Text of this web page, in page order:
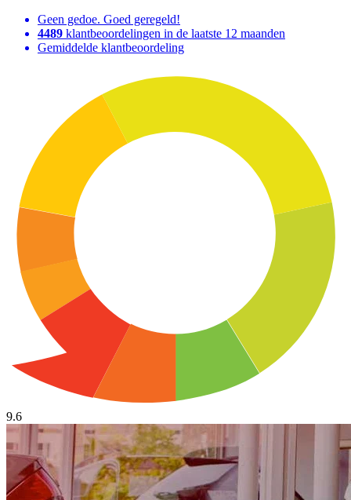
Geen gedoe. Goed geregeld!
4489 klantbeoordelingen in de laatste 12 maanden
Gemiddelde klantbeoordeling
9.6